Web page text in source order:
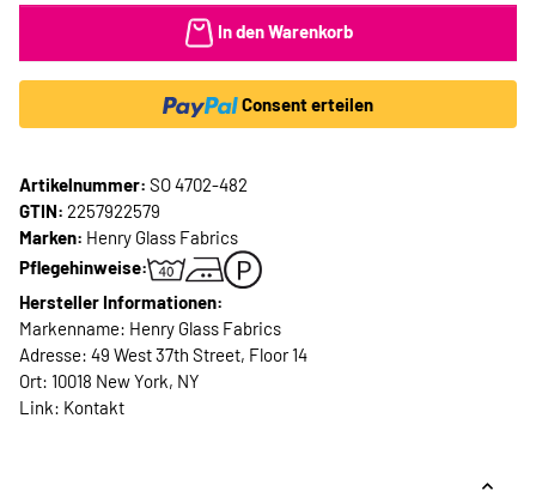
In den Warenkorb
Consent erteilen
Artikelnummer: SO 4702-482
GTIN: 2257922579
Marken: Henry Glass Fabrics
Pflegehinweise:
Hersteller Informationen:
Markenname: Henry Glass Fabrics
Adresse: 49 West 37th Street, Floor 14
Ort: 10018 New York, NY
Link: Kontakt